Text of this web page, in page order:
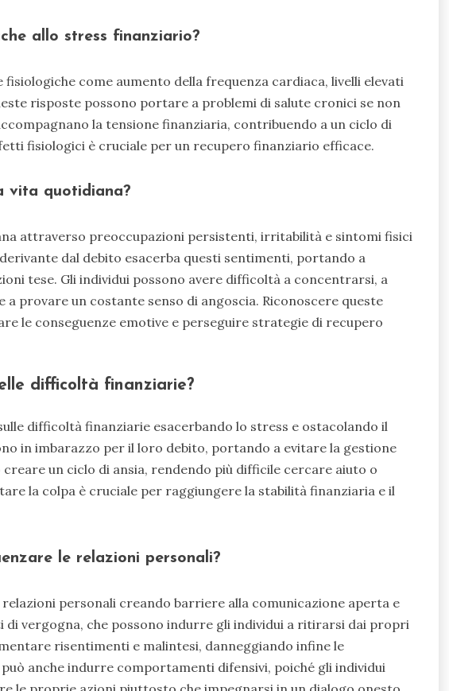
allo stress finanziario?
come aumento della frequenza cardiaca, livelli elevati
risposte possono portare a problemi di salute cronici se non
la tensione finanziaria, contribuendo a un ciclo di
fisiologici è cruciale per un recupero finanziario efficace.
vita quotidiana?
attraverso preoccupazioni persistenti, irritabilità e sintomi fisici
dal debito esacerba questi sentimenti, portando a
tese. Gli individui possono avere difficoltà a concentrarsi, a
provare un costante senso di angoscia. Riconoscere queste
le conseguenze emotive e perseguire strategie di recupero
difficoltà finanziarie?
difficoltà finanziarie esacerbando lo stress e ostacolando il
in imbarazzo per il loro debito, portando a evitare la gestione
un ciclo di ansia, rendendo più difficile cercare aiuto o
la colpa è cruciale per raggiungere la stabilità finanziaria e il
le relazioni personali?
personali creando barriere alla comunicazione aperta e
di vergogna, che possono indurre gli individui a ritirarsi dai propri
risentimenti e malintesi, danneggiando infine le
anche indurre comportamenti difensivi, poiché gli individui